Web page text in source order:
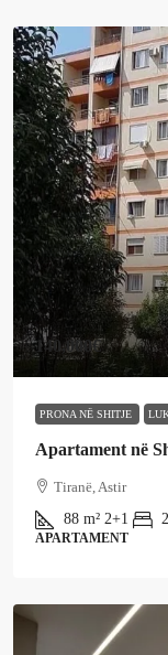
140,000€
PRONA NË SHITJE
Apartament në
Tiranë, Astir
88 m² 2+1 2
APARTAMENT